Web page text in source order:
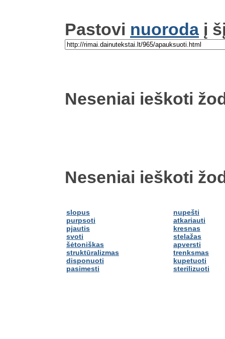
Pastovi nuorodaį
Neseniai ieškoti
Neseniai ieškoti
slopus
purpsoti
pjautis
svoti
šėtoniškas
struktūralizmas
disponuoti
pasimesti
nupešti
atkariauti
kresnas
stelažas
apversti
trenksmas
kupetuoti
sterilizuoti